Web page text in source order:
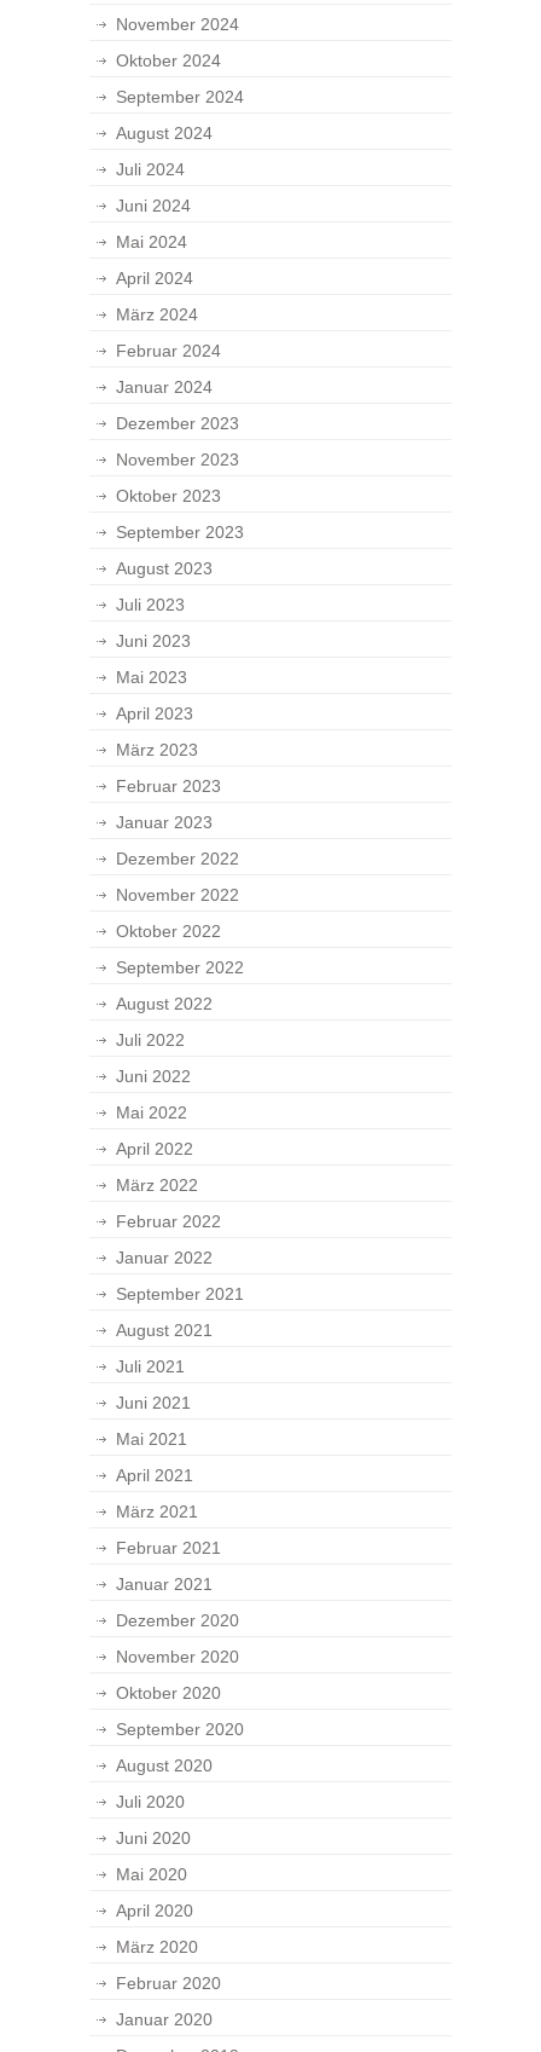
November 2024
Oktober 2024
September 2024
August 2024
Juli 2024
Juni 2024
Mai 2024
April 2024
März 2024
Februar 2024
Januar 2024
Dezember 2023
November 2023
Oktober 2023
September 2023
August 2023
Juli 2023
Juni 2023
Mai 2023
April 2023
März 2023
Februar 2023
Januar 2023
Dezember 2022
November 2022
Oktober 2022
September 2022
August 2022
Juli 2022
Juni 2022
Mai 2022
April 2022
März 2022
Februar 2022
Januar 2022
September 2021
August 2021
Juli 2021
Juni 2021
Mai 2021
April 2021
März 2021
Februar 2021
Januar 2021
Dezember 2020
November 2020
Oktober 2020
September 2020
August 2020
Juli 2020
Juni 2020
Mai 2020
April 2020
März 2020
Februar 2020
Januar 2020